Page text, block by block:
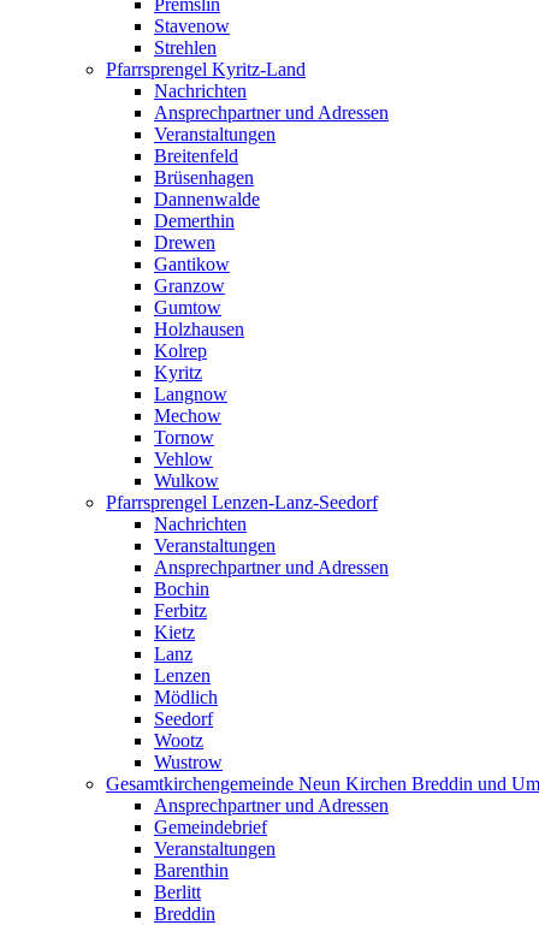
Premslin
Stavenow
Strehlen
Pfarrsprengel Kyritz-Land
Nachrichten
Ansprechpartner und Adressen
Veranstaltungen
Breitenfeld
Brüsenhagen
Dannenwalde
Demerthin
Drewen
Gantikow
Granzow
Gumtow
Holzhausen
Kolrep
Kyritz
Langnow
Mechow
Tornow
Vehlow
Wulkow
Pfarrsprengel Lenzen-Lanz-Seedorf
Nachrichten
Veranstaltungen
Ansprechpartner und Adressen
Bochin
Ferbitz
Kietz
Lanz
Lenzen
Mödlich
Seedorf
Wootz
Wustrow
Gesamtkirchengemeinde Neun Kirchen Breddin und
Ansprechpartner und Adressen
Gemeindebrief
Veranstaltungen
Barenthin
Berlitt
Breddin